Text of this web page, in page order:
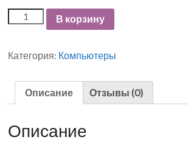
В корзину
Категория: Компьютеры
Описание Отзывы (0)
Описание